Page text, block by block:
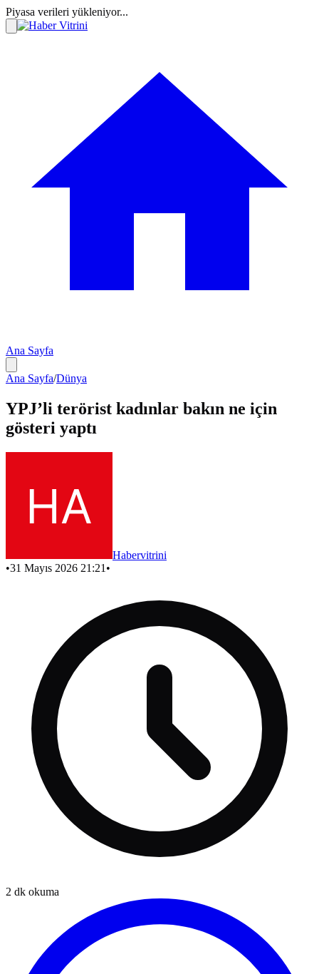
Piyasa verileri yükleniyor...
Ana Sayfa
Ana Sayfa/Dünya
YPJ’li terörist kadınlar bakın ne için
gösteri yaptı
Habervitrini
•31 Mayıs 2026 21:21 •
2 dk okuma